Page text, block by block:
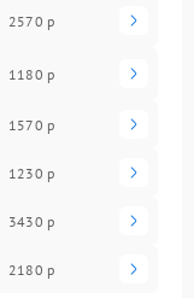
2570 р
1180 р
1570 р
1230 р
3430 р
2180 р